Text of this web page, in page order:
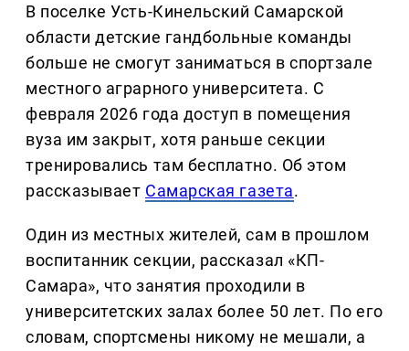
В поселке Усть-Кинельский Самарской
области детские гандбольные команды
больше не смогут заниматься в спортзале
местного аграрного университета. С
февраля 2026 года доступ в помещения
вуза им закрыт, хотя раньше секции
тренировались там бесплатно. Об этом
рассказывает Самарская газета.
Один из местных жителей, сам в прошлом
воспитанник секции, рассказал «КП-
Самара», что занятия проходили в
университетских залах более 50 лет. По его
словам, спортсмены никому не мешали, а